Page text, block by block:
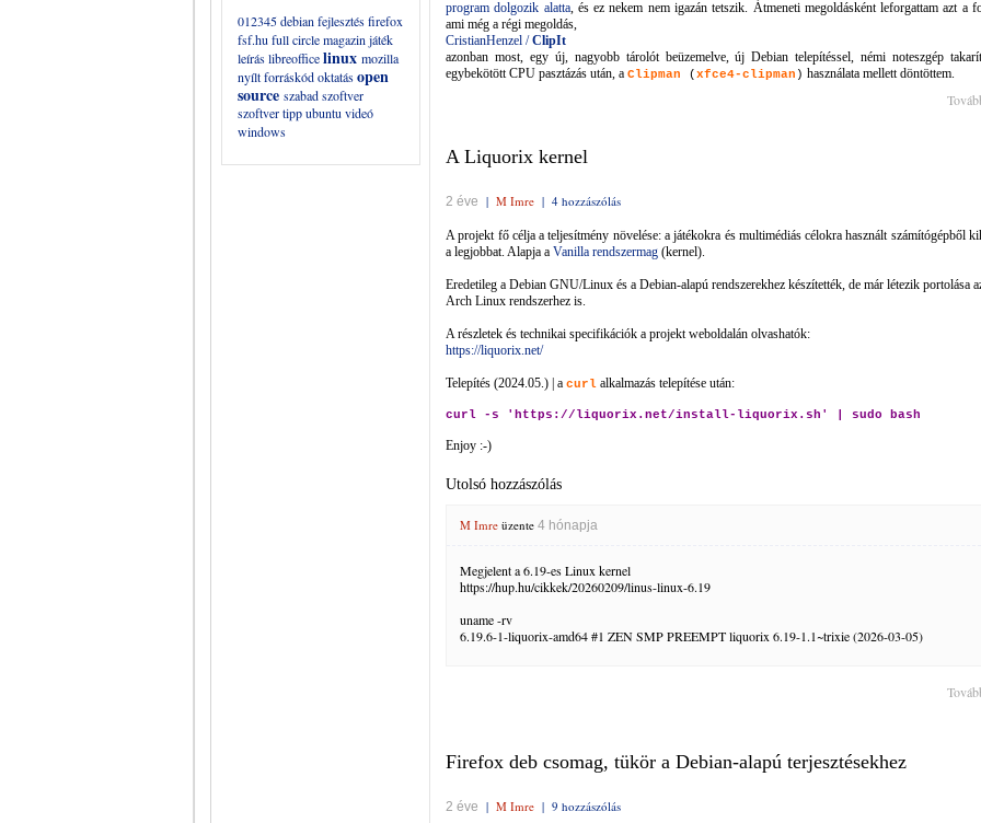
012345debian fejlesztésfirefox
fsf.hu full circle magazin játék
leíráslibreofficelinux mozilla
nyílt forráskódoktatásopen
source szabad szoftver
szoftvertippubuntu videó
windows
program dolgozik alatta, és ez nekem nem igazán tetszik. Átmeneti megoldásként leforgattam azt a
ami még a régi megoldás,
CristianHenzel / ClipIt
azonban most, egy új, nagyobb tárolót beüzemelve, új Debian telepítéssel, némi noteszgép
egybekötött CPU pasztázás után, a Clipman (xfce4-clipman ) használata mellett döntöttem.
A Liquorix kernel
2 éve | M Imre | 4 hozzászólás
A projekt fő célja a teljesítmény növelése: a játékokra és multimédiás célokra használt számítógépből
a legjobbat. Alapja a Vanilla rendszermag (kernel).
Eredetileg a Debian GNU/Linux és a Debian-alapú rendszerekhez készítették, de már létezik portolása
Arch Linux rendszerhez is.
A részletek és technikai specifikációk a projekt weboldalán olvashatók:
https://liquorix.net/
Telepítés (2024.05.) | a curl alkalmazás telepítése után:
curl -s 'https://liquorix.net/install-liquorix.sh' | sudo bash
Enjoy :-)
Utolsó hozzászólás
M Imre üzente 4 hónapja
Megjelent a 6.19-es Linux kernel
https://hup.hu/cikkek/20260209/linus-linux-6.19
uname -rv
6.19.6-1-liquorix-amd64 #1 ZEN SMP PREEMPT liquorix 6.19-1.1~trixie (2026-03-05)
Firefox deb csomag, tükör a Debian-alapú terjesztésekhez
2 éve | M Imre | 9 hozzászólás